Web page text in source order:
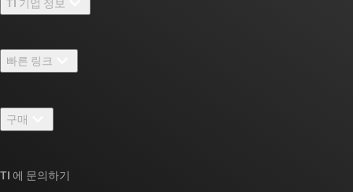
TI 기업 정보
채용
뉴스룸
이벤트
빠른 링크
TI E2E™ 설계 지원 포럼
대체품 검색
구매
TI 에 문의하기